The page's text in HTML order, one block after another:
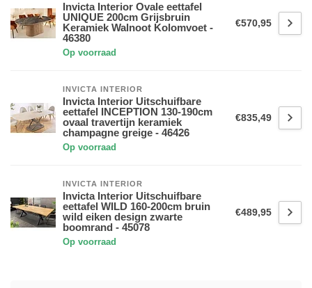
Invicta Interior Ovale eettafel
UNIQUE 200cm Grijsbruin
Keramiek Walnoot Kolomvoet -
46380
Op voorraad
€570,95
INVICTA INTERIOR
Invicta Interior Uitschuifbare
eettafel INCEPTION 130-190cm
ovaal travertijn keramiek
champagne greige - 46426
Op voorraad
€835,49
INVICTA INTERIOR
Invicta Interior Uitschuifbare
eettafel WILD 160-200cm bruin
wild eiken design zwarte
boomrand - 45078
Op voorraad
€489,95